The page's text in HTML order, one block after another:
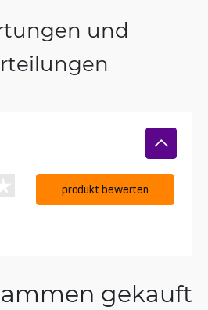
und
produkt bewerten
gekauft